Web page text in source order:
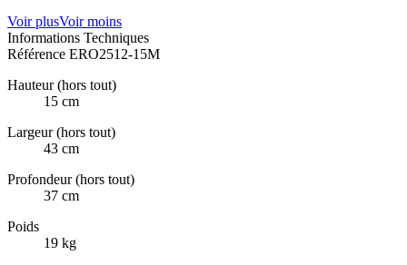
Voir plusVoir moins
Informations Techniques
Référence ERO2512-15M
Hauteur (hors tout)
15 cm
Largeur (hors tout)
43 cm
Profondeur (hors tout)
37 cm
Poids
19 kg